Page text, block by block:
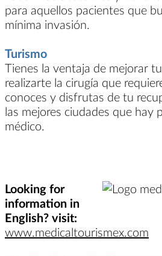
para aquellos pacientes que
mínima invasión.
Turismo
Tienes la ventaja de mejorar
realizarte la cirugía que
conoces y disfrutas de tu
las mejores ciudades que hay
médico.
Looking for
information in
English? visit:
www.medicaltourismex.com